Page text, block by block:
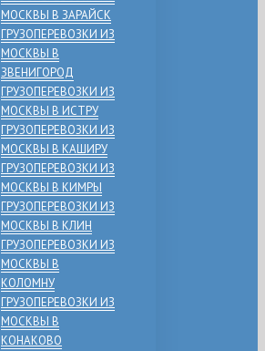
МОСКВЫ В ЗАРАЙСК
ГРУЗОПЕРЕВОЗКИ ИЗ
МОСКВЫ В
ЗВЕНИГОРОД
ГРУЗОПЕРЕВОЗКИ ИЗ
МОСКВЫ В ИСТРУ
ГРУЗОПЕРЕВОЗКИ ИЗ
МОСКВЫ В КАШИРУ
ГРУЗОПЕРЕВОЗКИ ИЗ
МОСКВЫ В КИМРЫ
ГРУЗОПЕРЕВОЗКИ ИЗ
МОСКВЫ В КЛИН
ГРУЗОПЕРЕВОЗКИ ИЗ
МОСКВЫ В
КОЛОМНУ
ГРУЗОПЕРЕВОЗКИ ИЗ
МОСКВЫ В
КОНАКОВО